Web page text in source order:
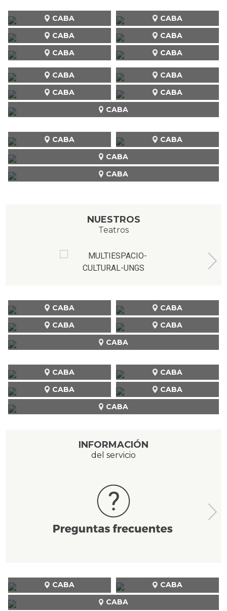
CABA
CABA
CABA
CABA
CABA
CABA
CABA CABA
CABA
CABA CABA
CABA
CABA CABA
CABA
NUESTROS
Teatros
CABA
CABA
CABA
CABA
CABA
CABA
CABA
CABA
CABA
CABA
INFORMACIÓN
del servicio
CABA
CABA CABA